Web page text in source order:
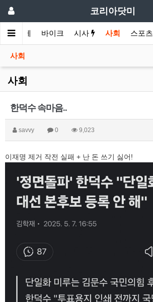
코리아닷미
경제 바이크 시사 사회 스포츠
사회
사회
한덕수 속마음..
savvy 0 9,023
이재명 제거 작전 실패 + 난 돈 쓰기 싫어!